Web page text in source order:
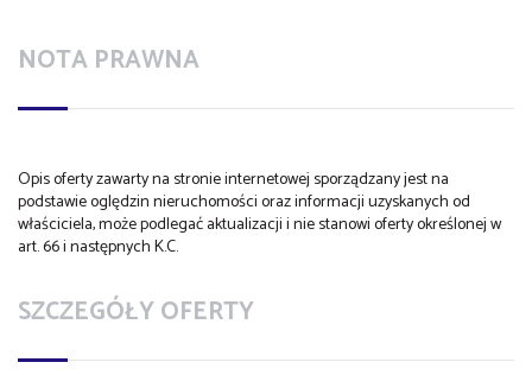
NOTA PRAWNA
Opis oferty zawarty na stronie internetowej sporządzany jest na
podstawie oględzin nieruchomości oraz informacji uzyskanych od
właściciela, może podlegać aktualizacji i nie stanowi oferty określonej w
art. 66 i następnych K.C.
SZCZEGÓŁY OFERTY